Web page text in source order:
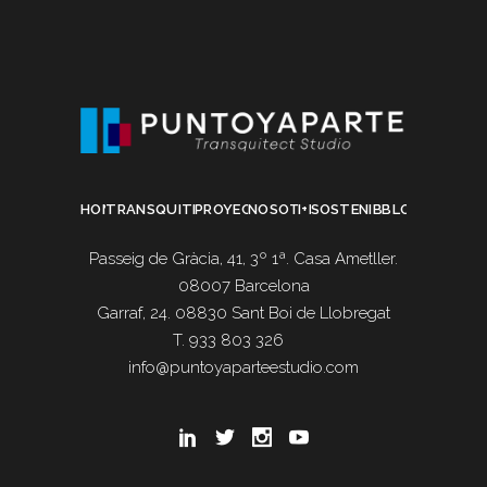
HOMETRANSQUITECTURA
PROYECTOSNOSOTROS
I+DSOSTENIBILIDAD
BLOG
Passeig de Gràcia, 41, 3º 1ª. Casa Ametller.
08007 Barcelona
Garraf, 24. 08830 Sant Boi de Llobregat
T. 933 803 326
info@puntoyaparteestudio.com